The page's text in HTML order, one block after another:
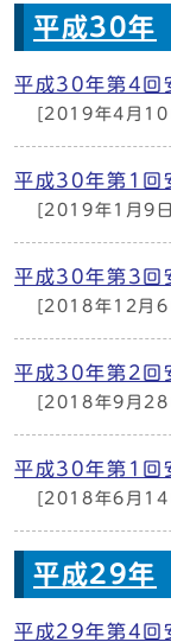
平成30年
平成30年第4回
[2019年4月10
平成30年第1回
[2019年1月9
平成30年第3回
[2018年12月6
平成30年第2回
[2018年9月28
平成30年第1回
[2018年6月14
平成29年
平成29年第4回